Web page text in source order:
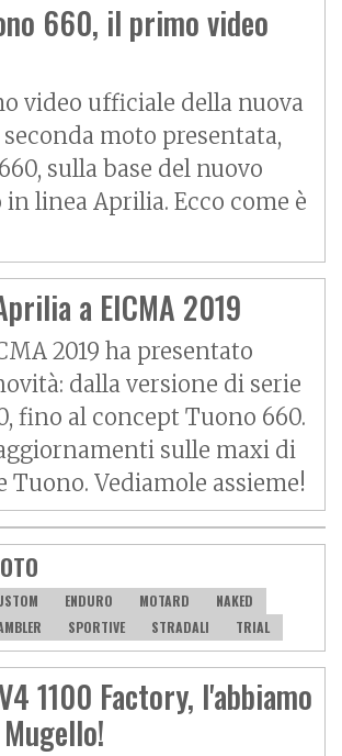
660, il primo video
video ufficiale della nuova
moto presentata,
, sulla base del nuovo
linea Aprilia. Ecco come è
a EICMA 2019
2019 ha presentato
dalla versione di serie
, fino al concept Tuono 660.
sulle maxi di
Tuono. Vediamole assieme!
ENDURO MOTARD
NAKED
SPORTIVE STRADALI TRIAL
1100 Factory, l'abbiamo